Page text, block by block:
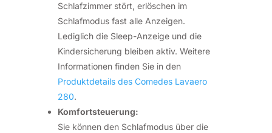
Schlafzimmer stört, erlöschen im
Schlafmodus fast alle Anzeigen.
Lediglich die Sleep-Anzeige und die
Kindersicherung bleiben aktiv. Weitere
Informationen finden Sie in den
Produktdetails des Comedes Lavaero
280.
Komfortsteuerung:
Sie können den Schlafmodus über die